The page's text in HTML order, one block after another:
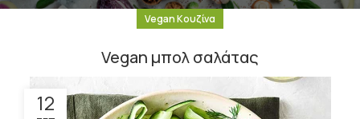
Vegan Κουζίνα
Vegan μπολ σαλάτας
12